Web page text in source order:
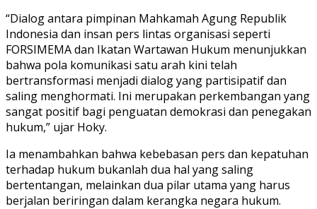
“Dialog antara pimpinan Mahkamah Agung Republik
Indonesia dan insan pers lintas organisasi seperti
FORSIMEMA dan Ikatan Wartawan Hukum menunjukkan
bahwa pola komunikasi satu arah kini telah
bertransformasi menjadi dialog yang partisipatif dan
saling menghormati. Ini merupakan perkembangan yang
sangat positif bagi penguatan demokrasi dan penegakan
hukum,” ujar Hoky.
Ia menambahkan bahwa kebebasan pers dan kepatuhan
terhadap hukum bukanlah dua hal yang saling
bertentangan, melainkan dua pilar utama yang harus
berjalan beriringan dalam kerangka negara hukum.